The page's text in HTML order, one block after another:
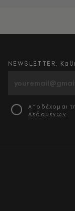
NEWSLETTER:
Αποδέχομαι
Δεδομένων